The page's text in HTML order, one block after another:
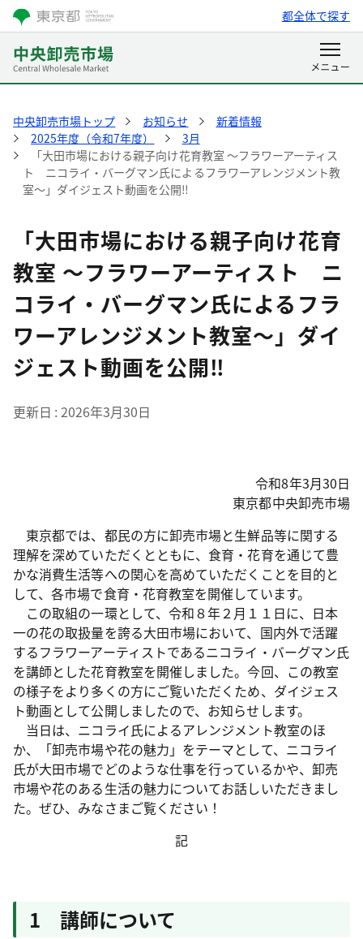
都全体で探す
中央卸売市場トップ お知らせ
新着情報
2025年度（令和7年度）
3月
「大田市場における親子向け花育教室 ～フラワーアーティス
ト ニコライ・バーグマン氏によるフラワーアレンジメント教
室～」ダイジェスト動画を公開‼
「大田市場における親子向け花育
教室 ～フラワーアーティスト ニ
コライ・バーグマン氏によるフラ
ワーアレンジメント教室～」ダイ
ジェスト動画を公開‼
更新日 2026年3月30日
令和8年3月30日
東京都中央卸売市場
東京都では、都民の方に卸売市場と生鮮品等に関する
理解を深めていただくとともに、食育・花育を通じて豊
かな消費生活等への関心を高めていただくことを目的と
して、各市場で食育・花育教室を開催しています。
この取組の一環として、令和８年２月１１日に、日本
一の花の取扱量を誇る大田市場において、国内外で活躍
するフラワーアーティストであるニコライ・バーグマン氏
を講師とした花育教室を開催しました。今回、この教室
の様子をより多くの方にご覧いただくため、ダイジェス
ト動画として公開しましたので、お知らせします。
当日は、ニコライ氏によるアレンジメント教室のほ
か、「卸売市場や花の魅力」をテーマとして、ニコライ
氏が大田市場でどのような仕事を行っているかや、卸売
市場や花のある生活の魅力についてお話しいただきまし
た。ぜひ、みなさまご覧ください！
記
1 講師について